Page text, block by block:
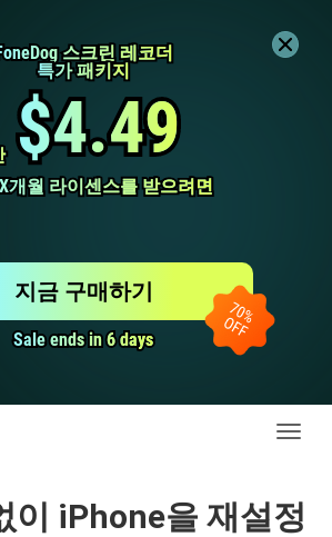
스크린 레코더
스크린 레코더
특가 패키지
특가 패키지
$4.49
$4.49
개월 라이센스를 받으려면
개월 라이센스를 받으려면
Sale ends in 6 days
Sale ends in 6 days
지금 구매하기
전
이 iPhone을 재설정